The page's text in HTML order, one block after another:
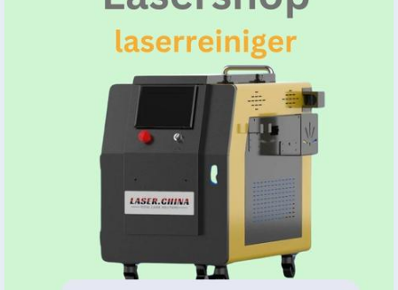
Handwerk. Vertrauen Sie auf modernste
Lasertechnologie für saubere und makellose
#Laserreiniger,#Metallreinigung,#Rostentfernung
#LaserTechnologie